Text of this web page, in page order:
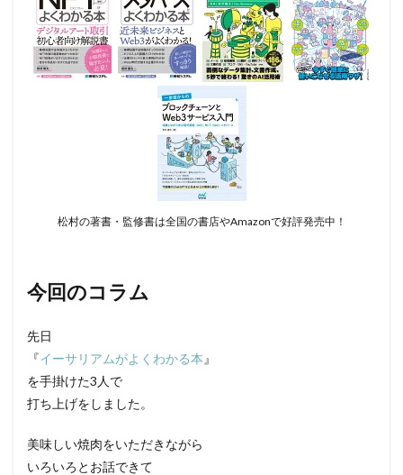
松村の著書・監修書は全国の書店やAmazonで好評発売中！
今回のコラム
先日
『イーサリアムがよくわかる本 』
を手掛けた3人で
打ち上げをしました。
美味しい焼肉をいただきながら
いろいろとお話できて